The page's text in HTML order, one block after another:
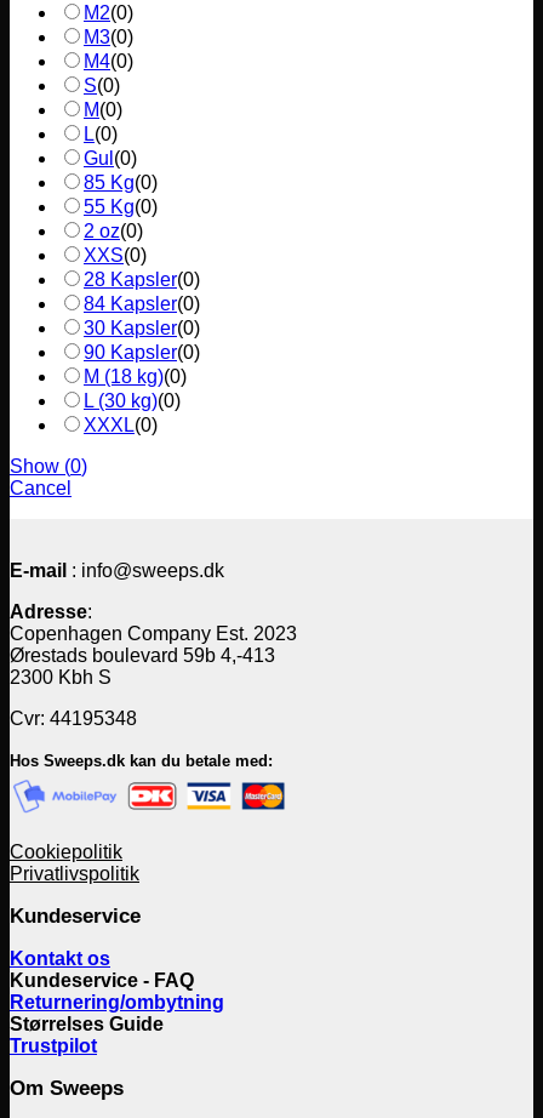
M2(0)
M3(0)
M4(0)
S(0)
M(0)
L(0)
Gul (0)
85 Kg(0)
55 Kg(0)
2 oz(0)
XXS(0)
28 Kapsler(0)
84 Kapsler(0)
30 Kapsler(0)
90 Kapsler(0)
M (18 kg)(0)
L (30 kg)(0)
XXXL(0)
Show (0)
Cancel
E-mail : info@sweeps.dk
Adresse:
Copenhagen Company Est. 2023
Ørestads boulevard 59b 4,-413
2300 Kbh S
Cvr: 44195348
Hos Sweeps.dk kan du betale med:
Cookiepolitik
Privatlivspolitik
Kundeservice
Kontakt os
Kundeservice - FAQ
Returnering/ombytning
Størrelses Guide
Trustpilot
Om Sweeps